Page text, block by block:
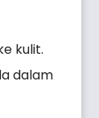
kulit.
dalam